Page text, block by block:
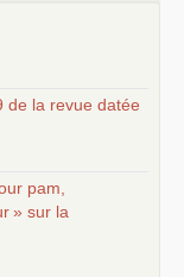
sur le projet
de la revue datée
pam,
» sur la